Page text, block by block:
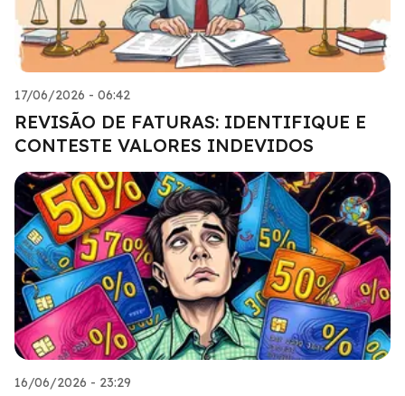
17/06/2026 - 06:42
REVISÃO DE FATURAS: IDENTIFIQUE E
CONTESTE VALORES INDEVIDOS
16/06/2026 - 23:29